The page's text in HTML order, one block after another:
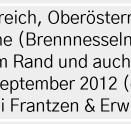
Rand und
Frantzen &